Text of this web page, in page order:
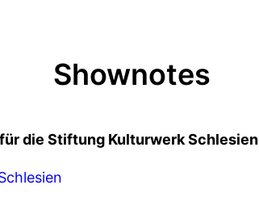
Shownotes
die Stiftung Kulturwerk Schlesien